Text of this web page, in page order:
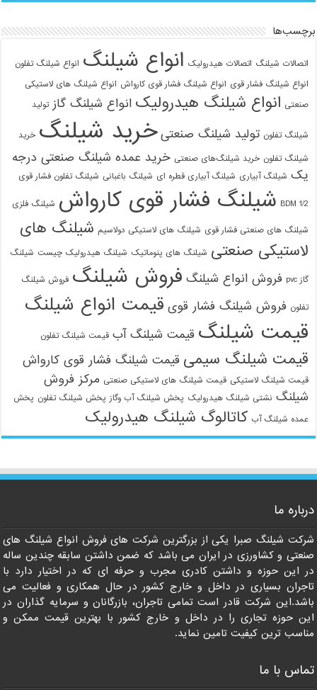
برچسب‌ها
اتصالات شیلنگ اتصالات هیدرولیک انواع شیلنگ انواع شیلنگ تفلون
انواع شیلنگ فشار قوی انواع شیلنگ فشار قوی کارواش انواع شیلنگ های لاستیکی
صنعتی انواع شیلنگ هیدرولیک انواع شیلنگ گاز تولید
شیلنگ تفلون تولید شیلنگ صنعتی خرید شیلنگ خرید
شیلنگ تفلون خرید شیلنگ‌های صنعتی خرید عمده شیلنگ صنعتی درجه
یک شیلنگ آبیاری شیلنگ آبیاری قطره ای شیلنگ باغبانی شیلنگ تفلون فشار قوی
1/2 BDM شیلنگ فشار قوی کارواش شیلنگ فلزی
شیلنگ های صنعتی فشار قوی شیلنگ های لاستیکی دولاسیم شیلنگ های
لاستیکی صنعتی شیلنگ های پنوماتیک شیلنگ هیدرولیک چیست شیلنگ
گاز pvc فروش انواع شیلنگ فروش شیلنگ فروش شیلنگ
تفلون فروش شیلنگ فشار قوی قیمت انواع شیلنگ
قیمت شیلنگ قیمت شیلنگ آب قیمت شیلنگ تفلون
قیمت شیلنگ سیمی قیمت شیلنگ فشار قوی کارواش
قیمت شیلنگ لاستیکی قیمت شیلنگ های لاستیکی صنعتی مرکز فروش
شیلنگ نشتی شیلنگ هیدرولیک پخش شیلنگ آب وگاز پخش شیلنگ تفلون پخش
عمده شیلنگ آب کاتالوگ شیلنگ هیدرولیک
درباره ما
شرکت شیلنگ صبرا یکی از بزرگترین شرکت های فروش انواع شیلنگ های
صنعتی و کشاورزی در ایران می باشد که ضمن داشتن سابقه چندین ساله
در این حوزه و داشتن کادری مجرب و حرفه ای که در اختیار دارد با
تاجران بسیاری در داخل و خارج کشور در حال همکاری و فعالیت می
باشد.این شرکت قادر است تمامی تاجران، بازرگانان و سرمایه گذاران در
این حوزه تجاری را در داخل و خارج کشور با بهترین قیمت ممکن و
مناسب ترین کیفیت تامین نماید.
تماس با ما